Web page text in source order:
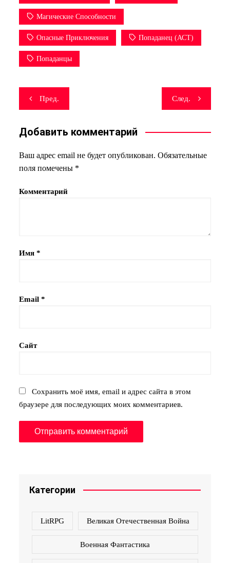
Магические Способности
Опасные Приключения Попаданец (АСТ)
Попаданцы
Навигация
по
записям
Пред. След.
Добавить комментарий
Ваш адрес email не будет опубликован. Обязательные
поля помечены *
Комментарий
Имя*
Email*
Сайт
Сохранить моё имя, email и адрес сайта в этом
браузере для последующих моих комментариев.
Категории
LitRPG Великая Отечественная Война
Военная Фантастика